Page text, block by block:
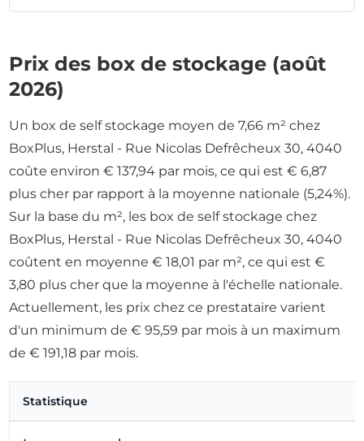
Prix des box de stockage (août
2026)
Un box de self stockage moyen de 7,66 m² chez
BoxPlus, Herstal - Rue Nicolas Defrêcheux 30, 4040
coûte environ € 137,94 par mois, ce qui est € 6,87
plus cher par rapport à la moyenne nationale (5,24%).
Sur la base du m², les box de self stockage chez
BoxPlus, Herstal - Rue Nicolas Defrêcheux 30, 4040
coûtent en moyenne € 18,01 par m², ce qui est €
3,80 plus cher que la moyenne à l'échelle nationale.
Actuellement, les prix chez ce prestataire varient
d'un minimum de € 95,59 par mois à un maximum
de € 191,18 par mois.
Statistique